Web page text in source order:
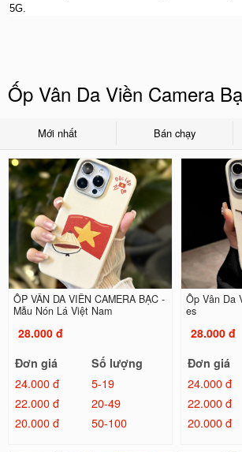
5G.
Ốp Vân Da Viền Camera
Mới nhất Bán chạy
ỐP VÂN DA VIỀN CAMERA BẠC -
Mẫu Nón Lá Việt Nam
28.000 đ
Đơn giá
Số lượng
24.000 đ
5-19
22.000 đ
20-49
20.000 đ
50-100
Ốp Vân Da
es
28.000 đ
Đơn giá
24.000 đ
22.000 đ
20.000 đ